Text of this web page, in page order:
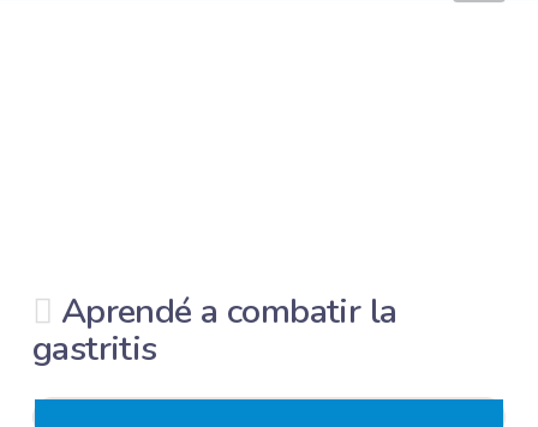
Aprendé a combatir la
gastritis